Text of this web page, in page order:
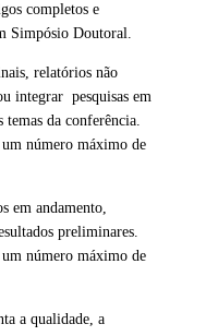
completos e
Simpósio Doutoral.
relatórios não
integrar pesquisas em
temas da conferência.
número máximo de
em andamento,
preliminares.
número máximo de
a qualidade, a